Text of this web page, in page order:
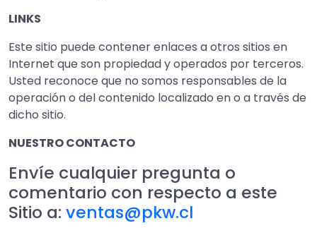
LINKS
Este sitio puede contener enlaces a otros sitios en
Internet que son propiedad y operados por terceros.
Usted reconoce que no somos responsables de la
operación o del contenido localizado en o a través de
dicho sitio.
NUESTRO CONTACTO
Envíe cualquier pregunta o
comentario con respecto a este
Sitio a: ventas@pkw.cl